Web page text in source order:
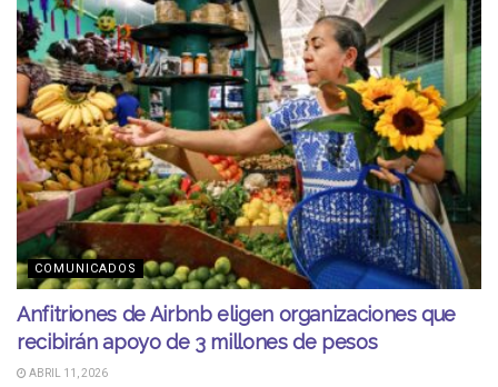
COMUNICADOS
Anfitriones de Airbnb eligen organizaciones que
recibirán apoyo de 3 millones de pesos
ABRIL 11, 2026